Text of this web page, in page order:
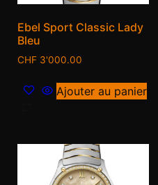
Ebel Sport Classic Lady
Bleu
CHF 3'000.00
Ajouter au panier